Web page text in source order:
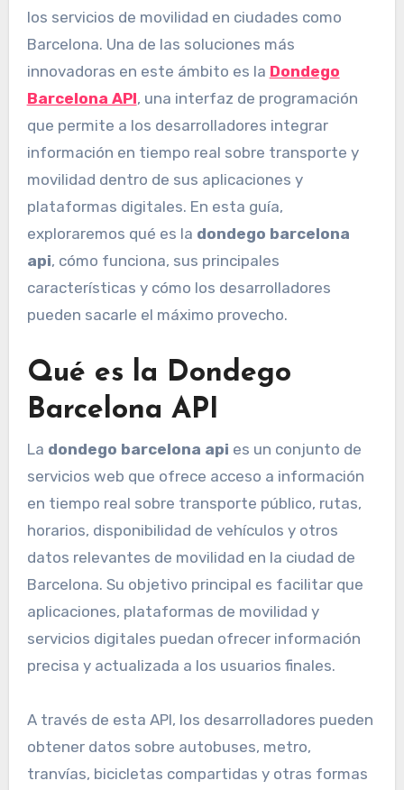
los servicios de movilidad en ciudades como
Barcelona. Una de las soluciones más
innovadoras en este ámbito es la Dondego
Barcelona API, una interfaz de programación
que permite a los desarrolladores integrar
información en tiempo real sobre transporte y
movilidad dentro de sus aplicaciones y
plataformas digitales. En esta guía,
exploraremos qué es la dondego barcelona
api, cómo funciona, sus principales
características y cómo los desarrolladores
pueden sacarle el máximo provecho.
Qué es la Dondego
Barcelona API
La dondego barcelona api es un conjunto de
servicios web que ofrece acceso a información
en tiempo real sobre transporte público, rutas,
horarios, disponibilidad de vehículos y otros
datos relevantes de movilidad en la ciudad de
Barcelona. Su objetivo principal es facilitar que
aplicaciones, plataformas de movilidad y
servicios digitales puedan ofrecer información
precisa y actualizada a los usuarios finales.
A través de esta API, los desarrolladores pueden
obtener datos sobre autobuses, metro,
tranvías, bicicletas compartidas y otras formas